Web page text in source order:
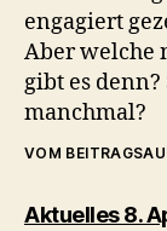
engagiert
Aber welche
gibt es
manchmal?
VOM
Aktuelles 8.